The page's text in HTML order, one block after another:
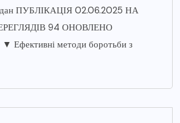
ПУБЛІКАЦІЯ 02.06.2025 НА
94 ОНОВЛЕНО
Ефективні методи боротьби з